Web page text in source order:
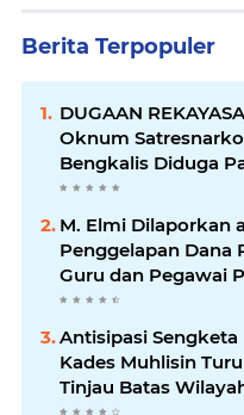
Berita Terpopuler
DUGAAN
Oknum
Bengkalis Diduga
Barang Bukti Hingga
Warga Hadir di TKP
M. Elmi Dilaporkan
Penggelapan Dana
Guru dan Pegawai
Pastikan Proses
Berjalan
Antisipasi Sengketa
Kades Muhlisin
Tinjau Batas